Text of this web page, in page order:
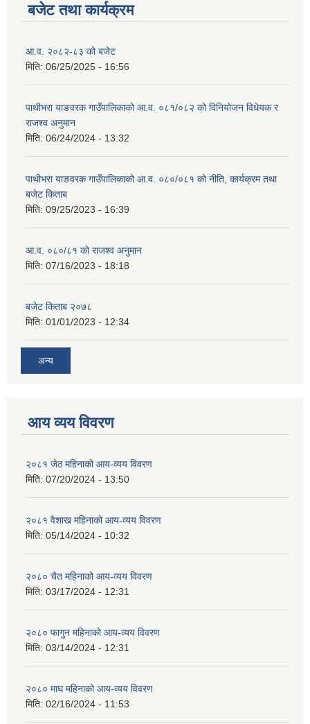
बजेट तथा कार्यक्रम
आ.व. २०८२-८३ को बजेट
मिति: 06/25/2025 - 16:56
पाथीभरा याङवरक गाउँपालिकाको आ.व. ०८१/०८२ को विनियोजन विधेयक र
राजश्व अनुमान
मिति: 06/24/2024 - 13:32
पाथीभरा याङवरक गाउँपालिकाको आ.व. ०८०/०८१ को नीति, कार्यक्रम तथा
बजेट किताब
मिति: 09/25/2023 - 16:39
आ.व. ०८०/८१ को राजश्व अनुमान
मिति: 07/16/2023 - 18:18
बजेट किताब २०७८
मिति: 01/01/2023 - 12:34
अन्य
आय व्यय विवरण
२०८१ जेठ महिनाको आय-व्यय विवरण
मिति: 07/20/2024 - 13:50
२०८१ वैशाख महिनाको आय-व्यय विवरण
मिति: 05/14/2024 - 10:32
२०८० चैत महिनाको आय-व्यय विवरण
मिति: 03/17/2024 - 12:31
२०८० फागुन महिनाको आय-व्यय विवरण
मिति: 03/14/2024 - 12:31
२०८० माघ महिनाको आय-व्यय विवरण
मिति: 02/16/2024 - 11:53